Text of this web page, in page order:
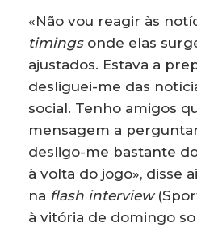
«Não vou reagir às
timingsonde elas
ajustados. Estava a
desliguei-me das
social. Tenho amigos
mensagem a
desligo-me bastante
à volta do jogo», disse
na flash interview
à vitória de domingo